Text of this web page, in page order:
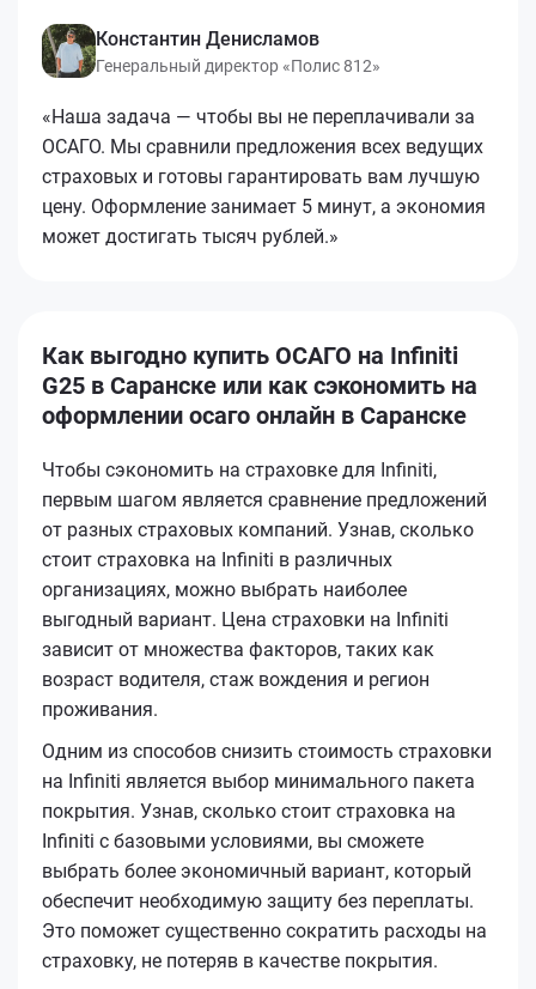
Константин Денисламов
Генеральный директор «Полис 812»
«Наша задача — чтобы вы не переплачивали за
ОСАГО. Мы сравнили предложения всех ведущих
страховых и готовы гарантировать вам лучшую
цену. Оформление занимает 5 минут, а экономия
может достигать тысяч рублей.»
Как выгодно купить ОСАГО на Infiniti
G25 в Саранске или как сэкономить на
оформлении осаго онлайн в Саранске
Чтобы сэкономить на страховке для Infiniti,
первым шагом является сравнение предложений
от разных страховых компаний. Узнав, сколько
стоит страховка на Infiniti в различных
организациях, можно выбрать наиболее
выгодный вариант. Цена страховки на Infiniti
зависит от множества факторов, таких как
возраст водителя, стаж вождения и регион
проживания.
Одним из способов снизить стоимость страховки
на Infiniti является выбор минимального пакета
покрытия. Узнав, сколько стоит страховка на
Infiniti с базовыми условиями, вы сможете
выбрать более экономичный вариант, который
обеспечит необходимую защиту без переплаты.
Это поможет существенно сократить расходы на
страховку, не потеряв в качестве покрытия.